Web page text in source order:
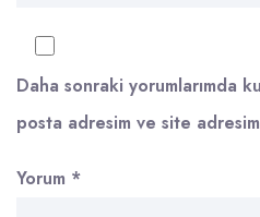
Daha sonraki yorumlarımda
posta adresim ve site
Yorum *